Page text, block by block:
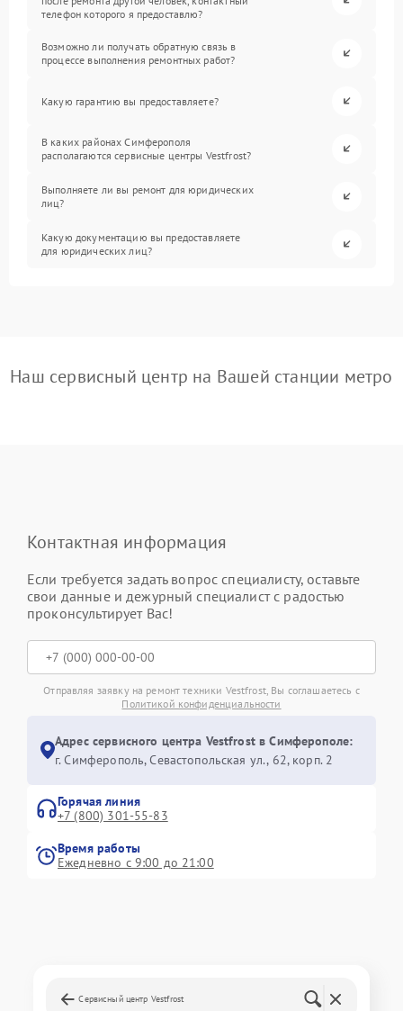
телефон которого я предоставлю?
Возможно ли получать обратную связь в
процессе выполнения ремонтных работ?
Какую гарантию вы предоставляете?
В каких районах Симферополя
располагаются сервисные центры Vestfrost?
Выполняете ли вы ремонт для юридических
лиц?
Какую документацию вы предоставляете
для юридических лиц?
Наш сервисный центр на Вашей станции метро
Контактная информация
Если требуется задать вопрос специалисту, оставьте
свои данные и дежурный специалист с радостью
проконсультирует Вас!
Отправляя заявку на ремонт техники Vestfrost, Вы соглашаетесь с
Политикой конфиденциальности
Адрес сервисного центра Vestfrost в Симферополе:
г. Симферополь, Севастопольская ул., 62, корп. 2
Горячая линия
+7 (800) 301-55-83
Время работы
Ежедневно с 9:00 до 21:00
Сервисный центр Vestfrost